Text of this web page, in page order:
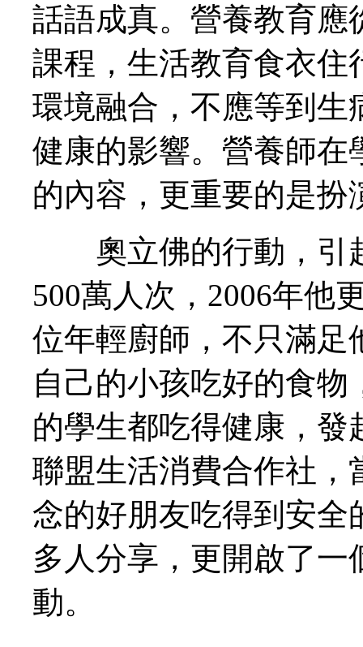
話語成真。營養教育應
課程，生活教育食衣住
環境融合，不應等到生
健康的影響。營養師在
的內容，更重要的是扮
奧立佛的行動，引
500萬人次，2006年他
位年輕廚師，不只滿足
自己的小孩吃好的食
的學生都吃得健康，
聯盟生活消費合作社，
念的好朋友吃得到安全
多人分享，更開啟了
動。